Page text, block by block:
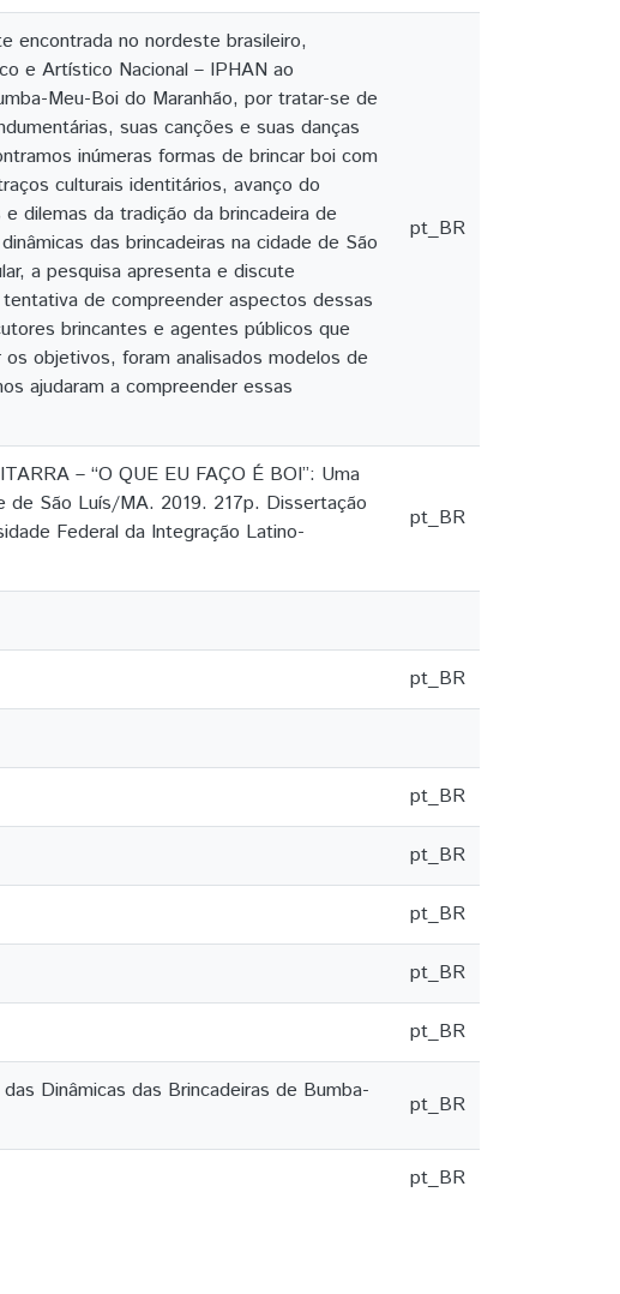
encontrada no nordeste brasileiro,
e Artístico Nacional – IPHAN ao
Meu-Boi do Maranhão, por tratar-se de
suas canções e suas danças
inúmeras formas de brincar boi com
culturais identitários, avanço do
dilemas da tradição da brincadeira de
das brincadeiras na cidade de São
a pesquisa apresenta e discute
de compreender aspectos dessas
brincantes e agentes públicos que
objetivos, foram analisados modelos de
ajudaram a compreender essas
pt_BR
– “O QUE EU FAÇO É BOI”: Uma
de São Luís/MA. 2019. 217p. Dissertação
Federal da Integração Latino-
pt_BR
pt_BR
pt_BR
pt_BR
pt_BR
pt_BR
pt_BR
Dinâmicas das Brincadeiras de Bumba-
pt_BR
pt_BR